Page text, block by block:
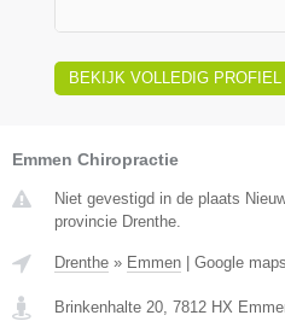
BEKIJK VOLLEDIG PROFIEL
Emmen Chiropractie
Niet gevestigd in de plaats
provincie Drenthe.
Drenthe » Emmen | Google maps
Brinkenhalte 20 7812 HX